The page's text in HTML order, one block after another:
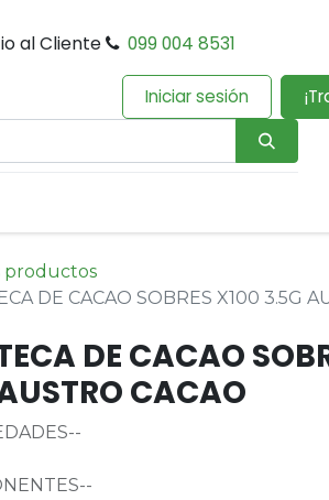
al Cliente 099 004 8531
Iniciar sesión
productos
DE CACAO SOBRES X100 3.5G
DE CACAO
CACAO